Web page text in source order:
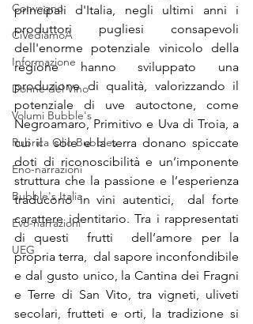
Convegno
CiVediamoA
Informazione
Donne del Vino
Volumi Bubble's
Rubrica Olio Bubbles
Eno-narrazioni
Bubble's Italia
Evo-narrazioni
UEG
principali d'Italia, negli ultimi anni i
produttori pugliesi consapevoli
dell'enorme potenziale vinicolo della
regione hanno sviluppato una
produzione di qualità, valorizzando il
potenziale di uve autoctone, come
Negroamaro, Primitivo e Uva di Troia, a
cui il  sole e la terra donano spiccate
doti di riconoscibilità e un’imponente
struttura che la passione e l’esperienza
traducono in vini autentici,  dal forte
carattere identitario. Tra i rappresentati
di questi  frutti  dell’amore per la
propria terra,  dal sapore inconfondibile
e dal gusto unico, la Cantina dei Fragni
e Terre di San Vito, tra vigneti, uliveti
secolari, frutteti e orti, la tradizione si